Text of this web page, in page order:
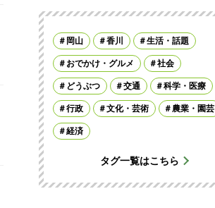
岡山 香川 生活・話題
おでかけ・グルメ 社会
どうぶつ 交通 科学・医療
行政 文化・芸術 農業・園芸
経済
タグ一覧はこちら